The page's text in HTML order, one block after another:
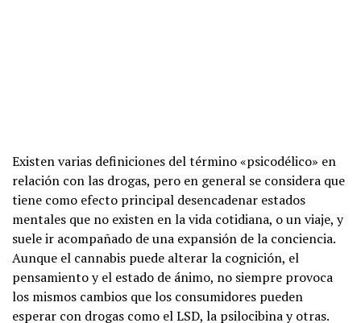
Existen varias definiciones del término «psicodélico» en
relación con las drogas, pero en general se considera que
tiene como efecto principal desencadenar estados
mentales que no existen en la vida cotidiana, o un viaje, y
suele ir acompañado de una expansión de la conciencia.
Aunque el cannabis puede alterar la cognición, el
pensamiento y el estado de ánimo, no siempre provoca
los mismos cambios que los consumidores pueden
esperar con drogas como el LSD, la psilocibina y otras.